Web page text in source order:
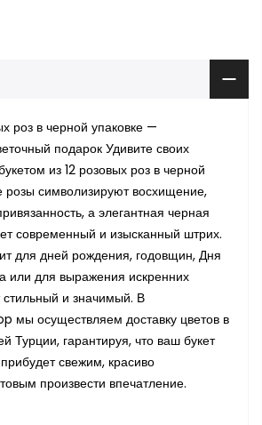
роз в черной упаковке —
подарок Удивите своих
из 12 розовых роз в черной
розы символизируют восхищение,
а элегантная черная
современный и изысканный штрих.
для дней рождения, годовщин, Дня
или для выражения искренних
стильный и значимый. В
мы осуществляем доставку цветов в
Турции, гарантируя, что ваш букет
свежим, красиво
произвести впечатление.